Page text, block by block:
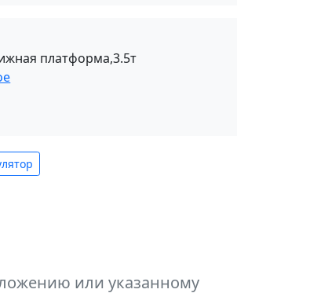
платформа,3.5т
или указанному